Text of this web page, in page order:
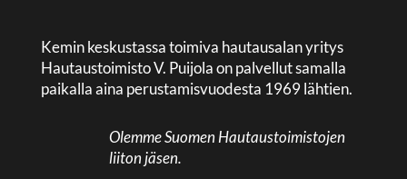
Kemin keskustassa toimiva hautausalan yritys
Hautaustoimisto V. Puijola on palvellut samalla
paikalla aina perustamisvuodesta 1969 lähtien.
Olemme Suomen Hautaustoimistojen
liiton jäsen.